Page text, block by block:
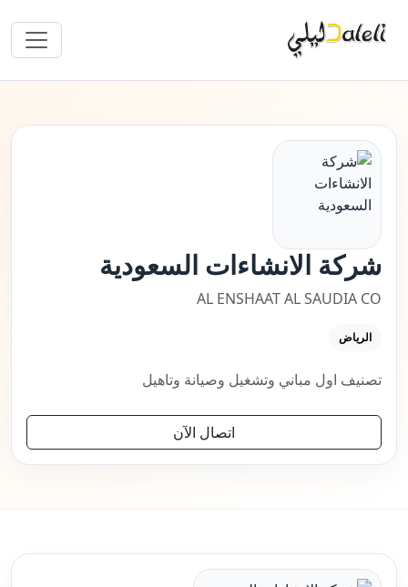
شركة الانشاءات السعودية
AL ENSHAAT AL SAUDIA CO
الرياض
تصنيف اول مباني وتشغيل وصيانة وتاهيل
اتصال الآن